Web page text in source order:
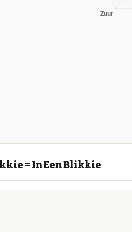
= In Een Blikkie